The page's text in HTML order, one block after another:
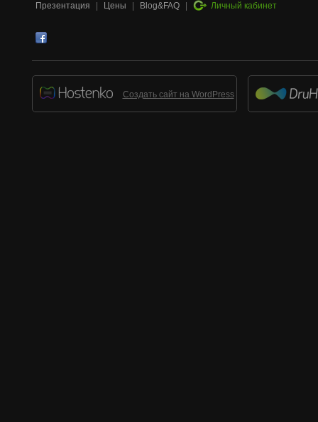
Презентация Цены Blog&FAQ Личный кабинет
Создать сайт на WordPress